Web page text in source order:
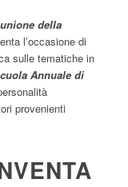
della
l’occasione di
sulle tematiche in
Annuale di
provenienti